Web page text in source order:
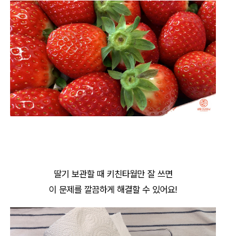
딸기 보관할 때 키친타월만 잘 쓰면
이 문제를 깔끔하게 해결할 수 있어요!